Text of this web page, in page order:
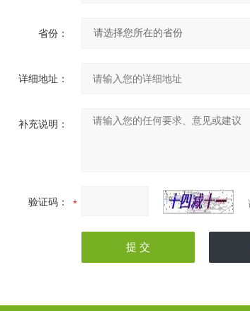
省份：
详细地址：
补充说明：
验证码：